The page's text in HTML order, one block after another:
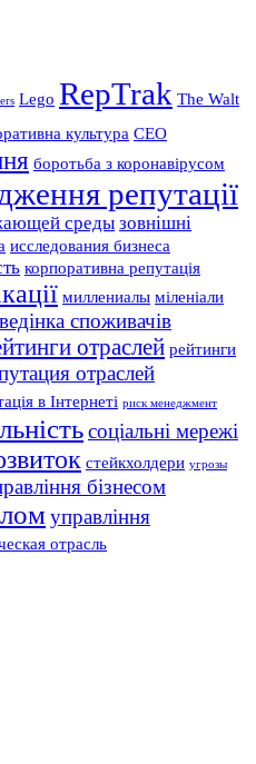
Lego RepTrak The Walt
культура СЕО
боротьба з коронавірусом
репутації
среды зовнішні
исследования бизнеса
корпоративна репутація
миллениалы міленіали
споживачів
отраслей рейтинги
отраслей
в Інтернеті риск менеджмент
соціальні мережі
стейкхолдери угрозы
бізнесом
управління
отрасль